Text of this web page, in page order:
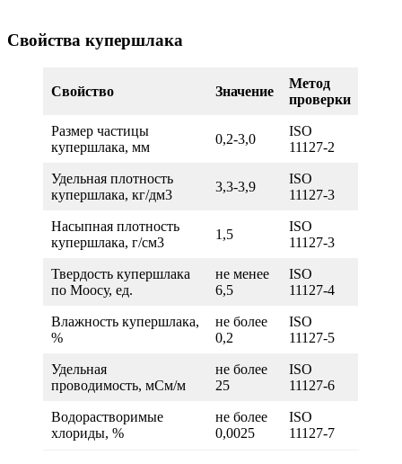
Свойства купершлака
Свойство Значение
Метод
проверки
Размер частицы
купершлака, мм
0,2-3,0
ISO
11127-2
Удельная плотность
купершлака, кг/дм3
3,3-3,9
ISO
11127-3
Насыпная плотность
купершлака, г/см3
1,5
ISO
11127-3
Твердость купершлака
по Моосу, ед.
не менее
6,5
ISO
11127-4
Влажность купершлака,
%
не более
0,2
ISO
11127-5
Удельная
проводимость, мСм/м
не более
25
ISO
11127-6
Водорастворимые
хлориды, %
не более
0,0025
ISO
11127-7